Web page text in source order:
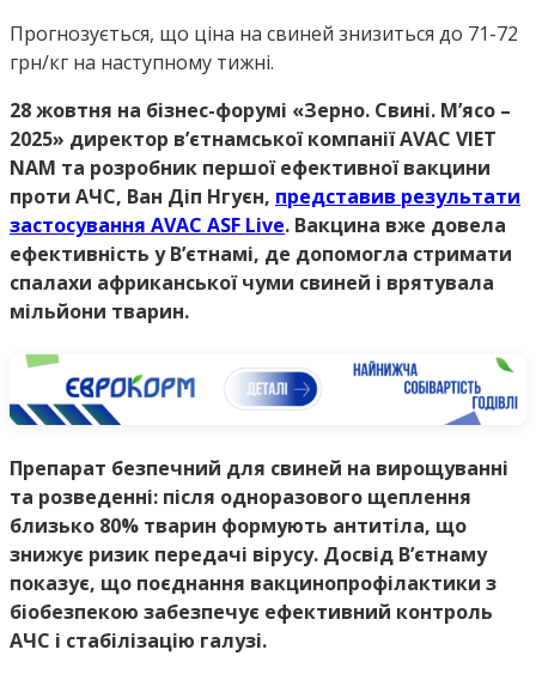
Прогнозується, що ціна на свиней знизиться до 71-72
грн/кг на наступному тижні.
28 жовтня на бізнес-форумі «Зерно. Свині. М’ясо –
2025» директор в’єтнамської компанії AVAC VIET
NAM та розробник першої ефективної вакцини
проти АЧС, Ван Діп Нгуєн, представив результати
застосування AVAC ASF Live. Вакцина вже довела
ефективність у В’єтнамі, де допомогла стримати
спалахи африканської чуми свиней і врятувала
мільйони тварин.
Препарат безпечний для свиней на вирощуванні
та розведенні: після одноразового щеплення
близько 80% тварин формують антитіла, що
знижує ризик передачі вірусу. Досвід В’єтнаму
показує, що поєднання вакцинопрофілактики з
біобезпекою забезпечує ефективний контроль
АЧС і стабілізацію галузі.